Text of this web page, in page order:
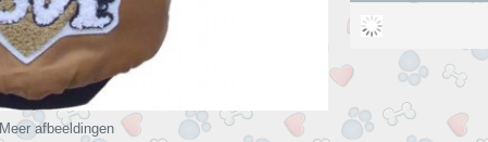
Meer afbeeldingen